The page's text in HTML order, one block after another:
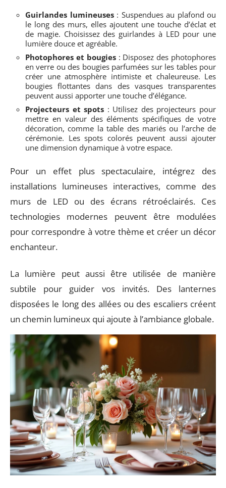
Guirlandes lumineuses: Suspendues au plafond ou
le long des murs, elles ajoutent une touche d’éclat et
de magie. Choisissez des guirlandes à LED pour une
lumière douce et agréable.
Photophores et bougies: Disposez des photophores
en verre ou des bougies parfumées sur les tables pour
créer une atmosphère intimiste et chaleureuse. Les
bougies flottantes dans des vasques transparentes
peuvent aussi apporter une touche d’élégance.
Projecteurs et spots : Utilisez des projecteurs pour
mettre en valeur des éléments spécifiques de votre
décoration, comme la table des mariés ou l’arche de
cérémonie. Les spots colorés peuvent aussi ajouter
une dimension dynamique à votre espace.
Pour un effet plus spectaculaire, intégrez des
installations lumineuses interactives, comme des
murs de LED ou des écrans rétroéclairés. Ces
technologies modernes peuvent être modulées
pour correspondre à votre thème et créer un décor
enchanteur.
La lumière peut aussi être utilisée de manière
subtile pour guider vos invités. Des lanternes
disposées le long des allées ou des escaliers créent
un chemin lumineux qui ajoute à l’ambiance globale.